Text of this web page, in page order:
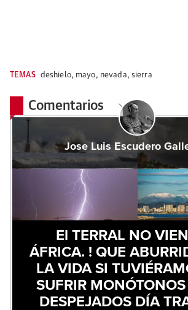
TEMAS deshielo, mayo, nevada, sierra
Comentarios
Jose Luis Escudero
El TERRAL NO
ÁFRICA. ! QUE
LA VIDA SI
SUFRIR MONÓTONOS
DESPEJADOS DÍA